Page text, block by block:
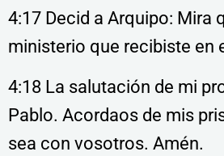
4:17 Decid a Arquipo: Mira
ministerio que recibiste en
4:18 La salutación de mi
Pablo. Acordaos de mis
sea con vosotros. Amén.